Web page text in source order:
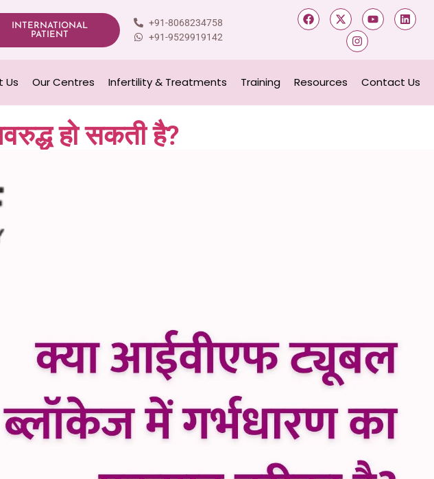
INTERNATIONAL
PATIENT
+91-8068234758
+91-9529919142
Us Our Centres Infertility & Treatments Training Resources Contact Us
हो सकती है?